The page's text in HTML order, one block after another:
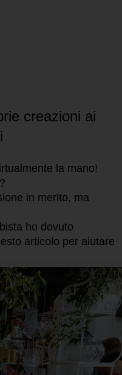
creazioni ai
la mano!
in merito, ma
ho dovuto
articolo per aiutare